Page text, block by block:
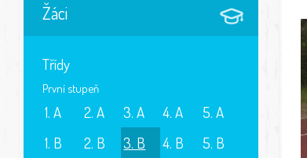
Žáci
Třídy
První stupeň
1. A
1. B
2. A
2. B
3. A
3. B
4. A
4. B
5. A
5. B